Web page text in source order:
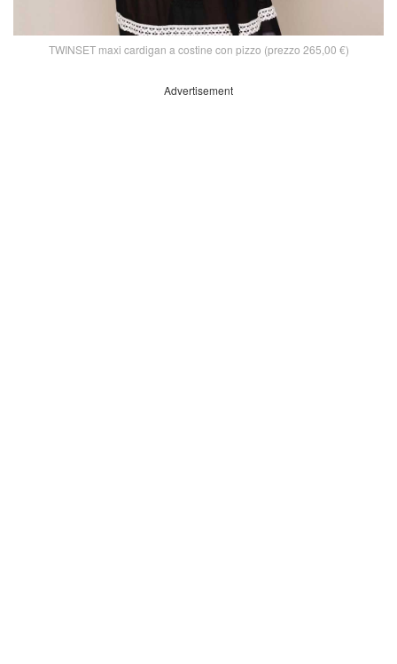
TWINSET maxi cardigan a costine con pizzo (prezzo 265,00 €)
Advertisement